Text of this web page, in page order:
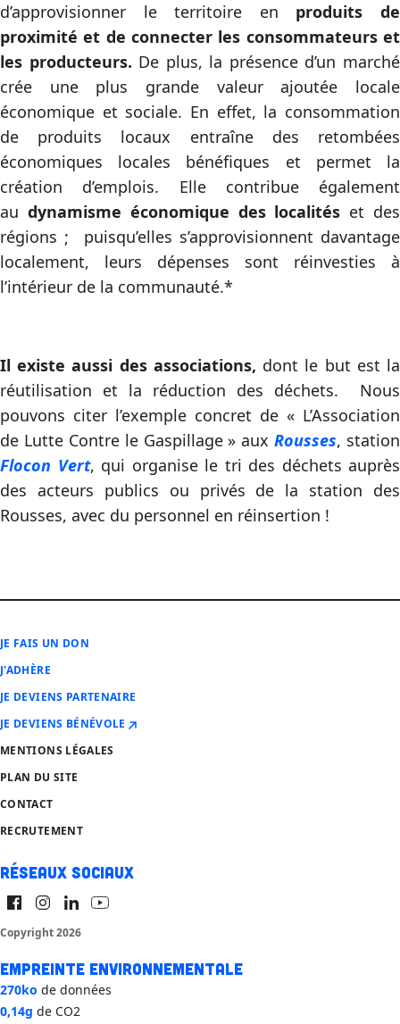
d’approvisionner le territoire en produits de
proximité et de connecter les consommateurs et
les producteurs. De plus, la présence d’un marché
crée une plus grande valeur ajoutée locale
économique et sociale. En effet, la consommation
de produits locaux entraîne des retombées
économiques locales bénéfiques et permet la
création d’emplois. Elle contribue également
au dynamisme économique des localités et des
régions ; puisqu’elles s’approvisionnent davantage
localement, leurs dépenses sont réinvesties à
l’intérieur de la communauté.*
Il existe aussi des associations, dont le but est la
réutilisation et la réduction des déchets. Nous
pouvons citer l’exemple concret de « L’Association
de Lutte Contre le Gaspillage » auxRousses, station
Flocon Vert, qui organise le tri des déchets auprès
des acteurs publics ou privés de la station des
Rousses, avec du personnel en réinsertion !
JE FAIS UN DON
J'ADHÈRE
JE DEVIENS PARTENAIRE
JE DEVIENS BÉNÉVOLE
MENTIONS LÉGALES
PLAN DU SITE
CONTACT
RECRUTEMENT
Réseaux sociaux
Copyright 2026
Empreinte environnementale
270ko de données
0,14g de CO2